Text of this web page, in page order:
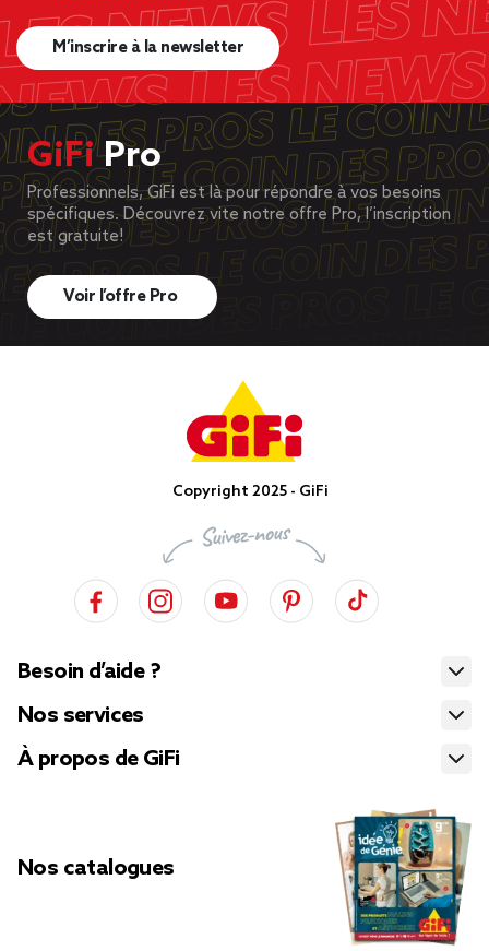
M’inscrire à la newsletter
GiFiPro
Professionnels, GiFi est là pour répondre à vos besoins
spécifiques. Découvrez vite notre offre Pro, l’inscription
est gratuite!
Voir l’offre Pro
Copyright 2025 - GiFi
Besoin d’aide ?
Nos services
À propos de GiFi
Nos catalogues